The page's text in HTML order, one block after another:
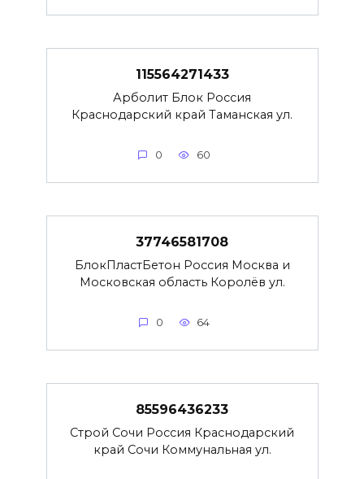
115564271433
Арболит Блок Россия
Краснодарский край Таманская ул.
0 60
37746581708
БлокПластБетон Россия Москва и
Московская область Королёв ул.
0 64
85596436233
Строй Сочи Россия Краснодарский
край Сочи Коммунальная ул.